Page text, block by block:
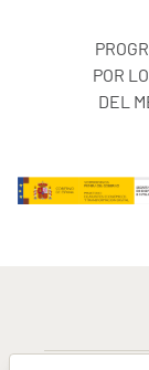
POR
DEL